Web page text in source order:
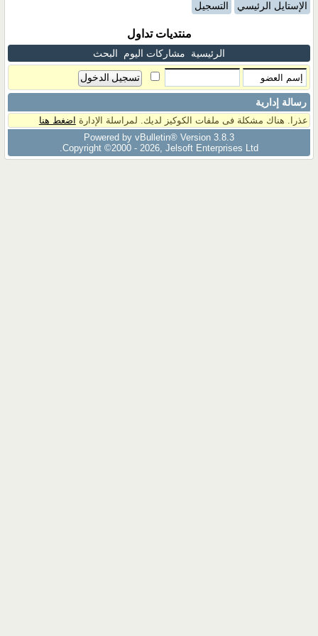
الإستايل الرئيسي التسجيل
منتديات تداول
الرئيسية مشاركات اليوم البحث
رسالة إدارية
عذرا. هناك مشكلة فى ملفات الكوكيز لديك. لمراسلة الإدارة اضغط هنا
Powered by vBulletin® Version 3.8.3
Copyright ©2000 - 2026, Jelsoft Enterprises Ltd.